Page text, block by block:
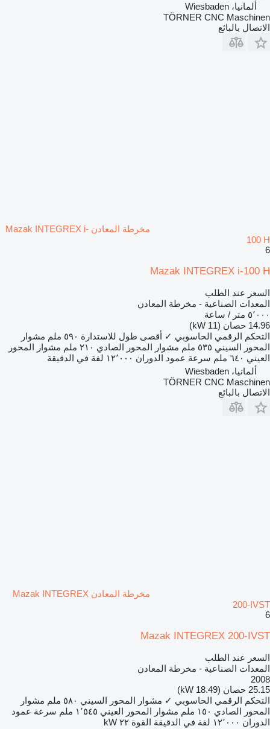
ألمانيا، Wiesbaden
TÖRNER CNC Maschinen
الاتصال بالبائع
مخرطة المعادن Mazak INTEGREX i-
100 H
6
Mazak INTEGREX i-100 H
السعر عند الطلب
المعدات الصناعية - مخرطة المعادن
٥٬٠٠٠ متر / ساعة
14.96 حصان (11 kW)
التحكم الرقمي الحاسوبي ✓ أقصى طول للاستدارة ٥٩٠ ملم
مشوار
المحور السيني ٥٣٥ ملم مشوار المحور الصادي ٢١٠ ملم
مشوار المحور
العيني ٦٤٠ ملم سرعة عمود الدوران ١٢٬٠٠٠ لفة في الدقيقة
ألمانيا، Wiesbaden
TÖRNER CNC Maschinen
الاتصال بالبائع
مخرطة المعادن Mazak INTEGREX
200-IVST
6
Mazak INTEGREX 200-IVST
السعر عند الطلب
المعدات الصناعية - مخرطة المعادن
2008
25.15 حصان (18.49 kW)
التحكم الرقمي الحاسوبي ✓ مشوار المحور السيني ٥٨٠ ملم
مشوار
المحور الصادي ١٥٠ ملم مشوار المحور العيني ١٬٥٤٥ ملم
سرعة عمود
الدوران ١٢٬٠٠٠ لفة في الدقيقة القوة ٢٢ kW